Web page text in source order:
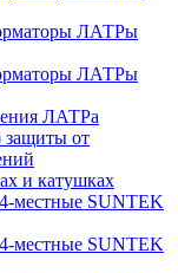
ЛАТРы
ЛАТРы
ЛАТРа
от
и катушках
местные SUNTEK
местные SUNTEK